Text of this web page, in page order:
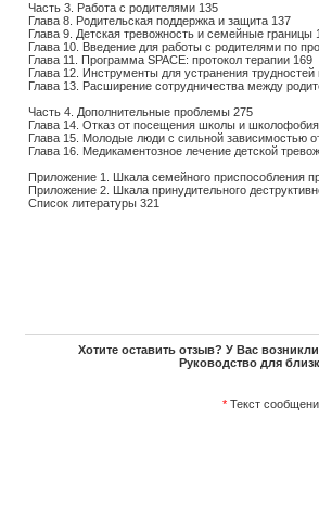
Часть 3. Работа с родителями 135
Глава 8. Родительская поддержка и защита 137
Глава 9. Детская тревожность и семейные границы
Глава 10. Введение для работы с родителями по
Глава 11. Программа SPACE: протокол терапии 169
Глава 12. Инструменты для устранения
Глава 13. Расширение сотрудничества между
Часть 4. Дополнительные проблемы 275
Глава 14. Отказ от посещения школы и
Глава 15. Молодые люди с сильной зависимостью
Глава 16. Медикаментозное лечение детской
Приложение 1. Шкала семейного приспособления
Приложение 2. Шкала принудительного
Список литературы 321
Хотите оставить отзыв? У Вас
Руководство для
* Текст